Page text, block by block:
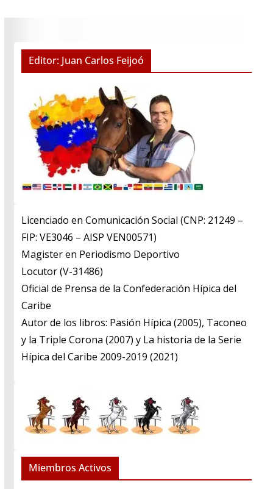
Editor: Juan Carlos Feijoó
Licenciado en Comunicación Social (CNP: 21249 –
FIP: VE3046 – AISP VEN00571)
​Magister en Periodismo Deportivo
​Locutor (V-31486)
​Oficial de Prensa de la Confederación Hípica del
Caribe
​Autor de los libros: Pasión Hípica (2005), Taconeo
y la Triple Corona (2007) y La historia de la Serie
Hípica del Caribe 2009-2019 (2021)
Miembros Activos